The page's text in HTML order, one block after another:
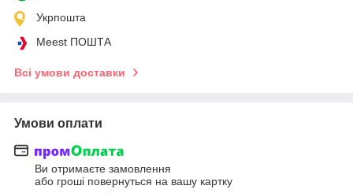
Укрпошта
Meest ПОШТА
Всі умови доставки
Умови оплати
Ви отримаєте замовлення
або гроші повернуться на вашу картку